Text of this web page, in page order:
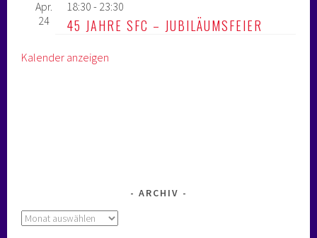
Apr.
24
18:30 - 23:30
45 JAHRE SFC – JUBILÄUMSFEIER
Kalender anzeigen
ARCHIV
Archiv